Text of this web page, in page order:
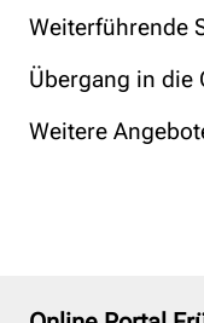
Weiterführende
Übergang in die
Weitere